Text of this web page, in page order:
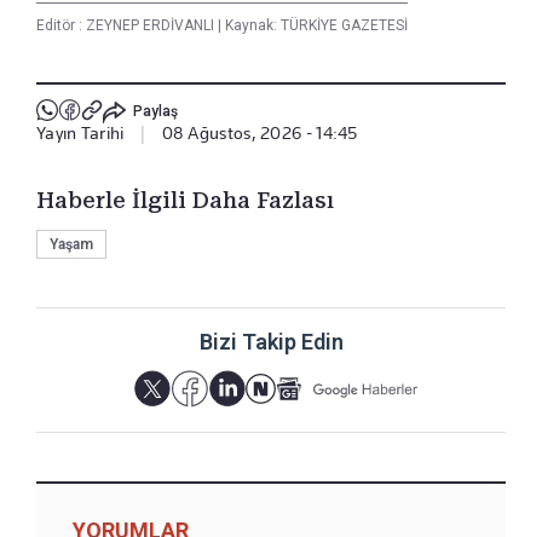
Editör : ZEYNEP ERDİVANLI Kaynak: TÜRKİYE GAZETESİ
Paylaş
Yayın Tarihi 08 Ağustos, 2026 - 14:45
Haberle İlgili Daha Fazlası
Yaşam
Bizi Takip Edin
YORUMLAR